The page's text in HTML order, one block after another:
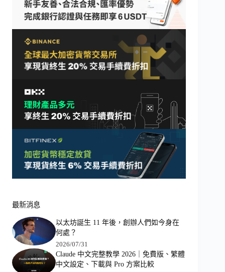
最新消息
以太坊誕生 11 年後，創辦人們如今身在
何處？
2026/07/31
Claude 中文完整教學 2026｜免費版、繁體
中文設定、下載與 Pro 方案比較